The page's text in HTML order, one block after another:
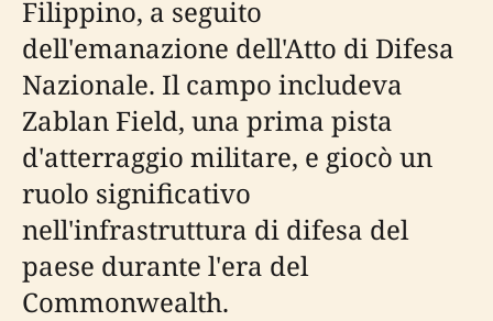
Filippino, a seguito
dell'emanazione dell'Atto di Difesa
Nazionale. Il campo includeva
Zablan Field, una prima pista
d'atterraggio militare, e giocò un
ruolo significativo
nell'infrastruttura di difesa del
paese durante l'era del
Commonwealth.